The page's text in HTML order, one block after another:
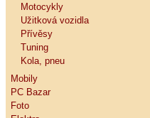
Motocykly
Užitková vozidla
Přívěsy
Tuning
Kola, pneu
Mobily
PC Bazar
Foto